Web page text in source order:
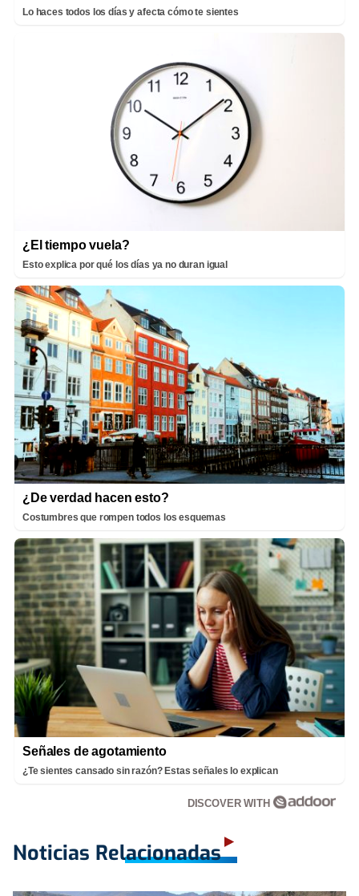
Lo haces todos los días y afecta cómo te sientes
¿El tiempo vuela?
Esto explica por qué los días ya no duran igual
¿De verdad hacen esto?
Costumbres que rompen todos los esquemas
Señales de agotamiento
¿Te sientes cansado sin razón? Estas señales lo explican
DISCOVER WITH
Noticias Relacionadas